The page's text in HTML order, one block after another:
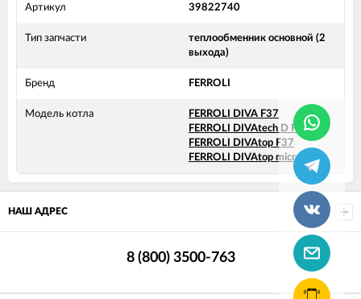
Артикул 39822740
Тип запчасти
теплообменник основной (2
выхода)
Бренд FERROLI
Модель котла
FERROLI DIVA F37
FERROLI DIVAtech D F37
FERROLI DIVAtop F37
FERROLI DIVAtop micro F37
НАШ АДРЕС
8 (800) 3500-763